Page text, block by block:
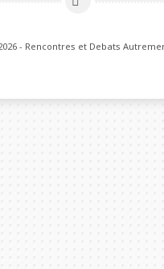
- Rencontres et Debats